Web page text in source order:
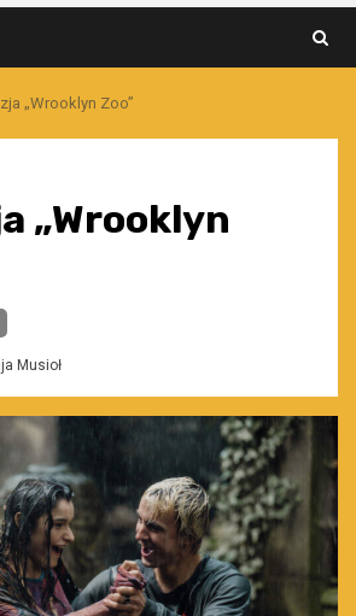
„Wrooklyn Zoo”
„Wrooklyn
Musioł